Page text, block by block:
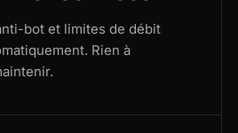
bot et limites de débit
Rien à